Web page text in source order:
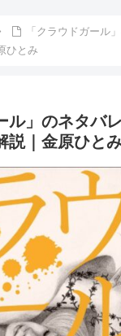
「クラウドガール
ひとみ
ル」のネタバ
説｜金原ひと